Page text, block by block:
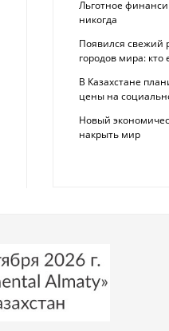
Льготное
никогда
Появился свежий
городов мира: кто
В Казахстане
цены на
Новый
накрыть мир